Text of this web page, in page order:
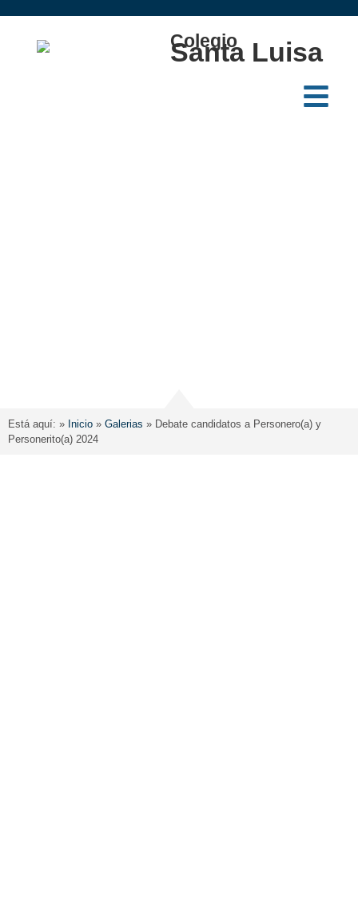
Colegio
Santa Luisa
Está aquí: » Inicio » Galerias » Debate candidatos a Personero(a) y
Personerito(a) 2024